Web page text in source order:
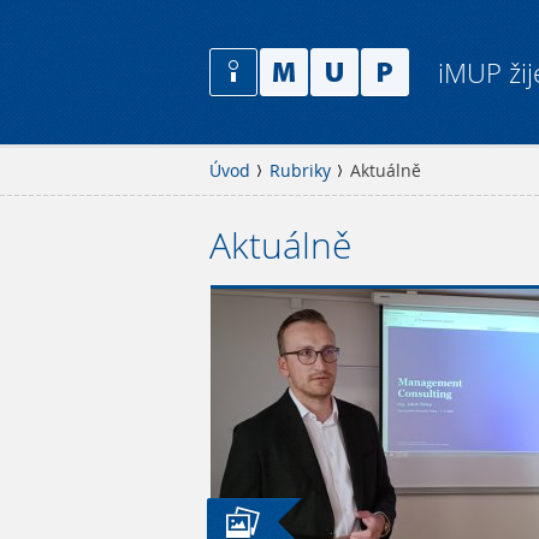
iMUP
Úvod Rubriky Aktuálně
Aktuálně